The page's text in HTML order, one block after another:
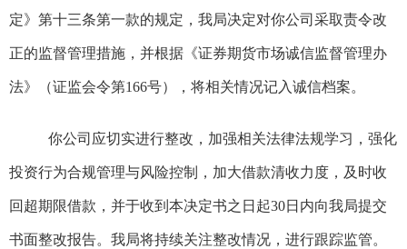
定》第十三条第一款的规定，我局决定对你公司采取责令改
正的监督管理措施，并根据《证券期货市场诚信监督管理办
法》（证监会令第166号），将相关情况记入诚信档案。
你公司 应切实进行整改，加强相关法律法规学习，强化
投资行为合规管理与风险控制， 加大借款清收力度，及时收
回超期限借款 ， 并于收到本决定书之日起30日内向我局提交
书面整改报告。 我局将持续关注整改情况， 进行跟踪监管。